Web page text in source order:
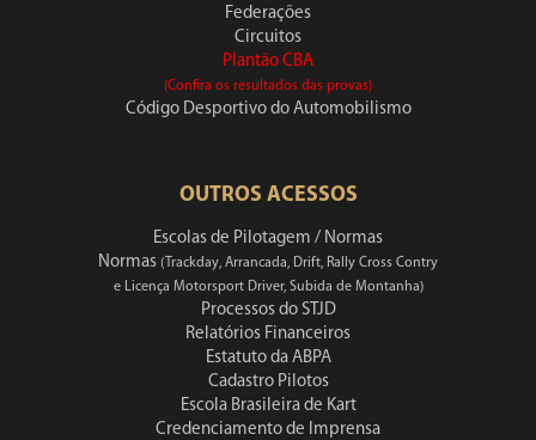
Federações
Circuitos
Plantão CBA
(Confira os resultados das provas)
Código Desportivo do Automobilismo
OUTROS ACESSOS
Escolas de Pilotagem / Normas
Normas (Trackday, Arrancada, Drift, Rally Cross Contry
e Licença Motorsport Driver, Subida de Montanha)
Processos do STJD
Relatórios Financeiros
Estatuto da ABPA
Cadastro Pilotos
Escola Brasileira de Kart
Credenciamento de Imprensa